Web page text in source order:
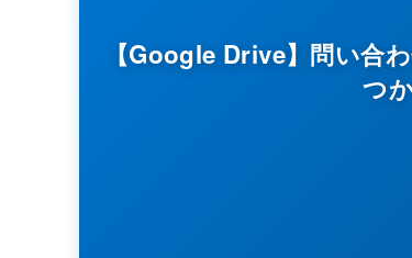
【Google Drive】問い合
つ